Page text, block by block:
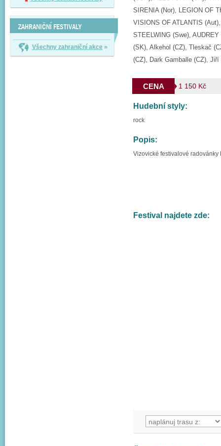
ZAHRANIČNÍ FESTIVALY
Všechny zahraniční akce »
SIRENIA (Nor), LEGION OF
VISIONS OF ATLANTIS
STEELWING (Swe),
(SK), Alkehol (CZ), Tleskač
(CZ), Dark Gamballe (CZ),
CENA 1 150 Kč
Hudební styly:
rock
Popis:
Vizovické festivalové radovánky
Festival najdete zde: